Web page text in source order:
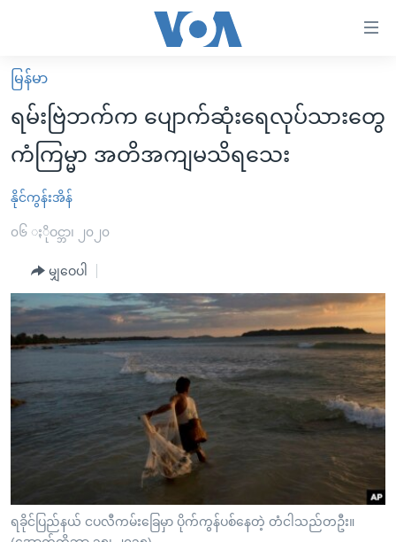
လွယ်ကူ
စေ
သည့်
Link
များ
ပင်မ
ကျော်
ကြည့်
ရန်
ပင်မ
အ
စာမျက်နှာ
ကြည့်
မူလစာမျက်နှာ
မြန်မာ
ကမ္ဘာ့သတင်းများ
နိုင်ငံတကာ
အစ္စရေး-ပါလက်စတိုင်း
ဗွီဒီယို
သတင်းလွတ်လပ်ခွင့်
အင်္ဂလိပ်စာလေ့လာမယ်
အမေရိကန်သုံးအီဒီယံ
မကြေးမုံရဲ့ အင်္ဂလိပ်စာ
ရုပ်ရှင်ထဲက အင်္ဂလိပ်စာ
သုတပဒေသာ အင်္ဂလိပ်စာ
အပတ်စဉ်ကဏ္ဍများ
ရေဒီယို
တီဗွီ
ရေဒီယိုနှင့်ရုပ်သံ အချက်အလက်များ
ရေဒီယို/တီဗွီအစီအစဉ်
Learning English
ဗွီအိုအေ လူမှုကွန်ယက်များ
မြန်မာ
ရမ်းဗြဲဘက်က ပျောက်ဆုံးရေလုပ်သားတွေ
ကံကြမ္မာ အတိအကျမသိရသေး
နိုင်ကွန်းအိန်
၀၆ ႏိုဝင္ဘာ၊ ၂၀၂၀
မျှဝေပါ
ရခိုင်ပြည်နယ် ငပလီကမ်းခြေမှာ ပိုက်ကွန်ပစ်နေတဲ့ တံငါသည်တဦး။